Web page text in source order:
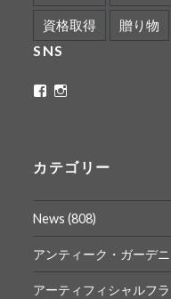
資格取得 贈り物
SNS
ritaflower.calligraphy
ロ
フ
ー
ル
を
Facebook
で
表
示
ロ
フ
ー
ル
を
Instagram
で
表
示
カテゴリー
News (808)
アンティーク・ガーデ
アーティフィシャルフ